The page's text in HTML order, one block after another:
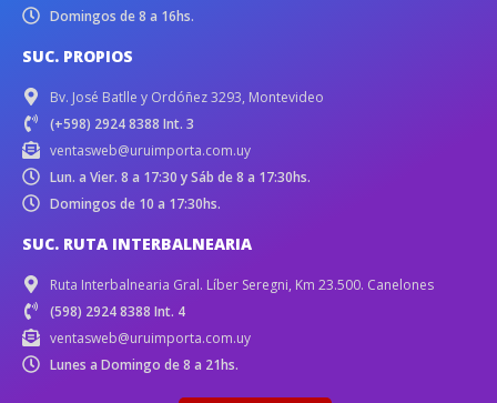
Domingos de 8 a 16hs.
SUC. PROPIOS
Bv. José Batlle y Ordóñez 3293, Montevideo
(+598) 2924 8388 Int. 3
ventasweb@uruimporta.com.uy
Lun. a Vier. 8 a 17:30 y Sáb de 8 a 17:30hs.
Domingos de 10 a 17:30hs.
SUC. RUTA INTERBALNEARIA
Ruta Interbalnearia Gral. Líber Seregni, Km 23.500. Canelones
(598) 2924 8388 Int. 4
ventasweb@uruimporta.com.uy
Lunes a Domingo de 8 a 21hs.